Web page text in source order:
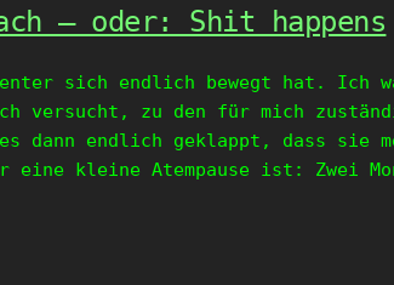
– oder: Shit happens
sich endlich bewegt hat. Ich
versucht, zu den für mich
dann endlich geklappt, dass sie
eine kleine Atempause ist: Zwei